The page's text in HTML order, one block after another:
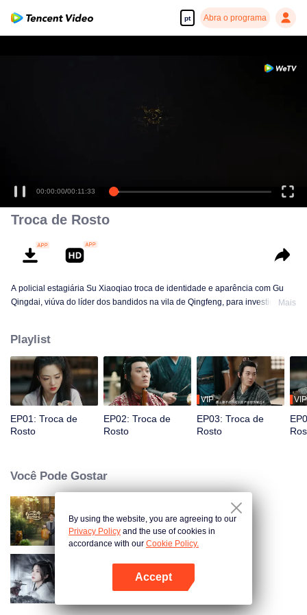
pt Abra o programa
Abra o programa
00:00:00/00:11:33
Troca de Rosto
A policial estagiária Su Xiaoqiao troca de identidade e aparência com Gu
Qingdai, viúva do líder dos bandidos na vila de Qingfeng, para investigar o
disfarçado do Escritório de Suzheng, como seu marido coagido, com o
objetivo de desvendar a conspiração.
Mais
Playlist
EP01: Troca de
Rosto
EP02: Troca de
Rosto
VIP
EP03: Troca de
Rosto
VIP
Você Pode Gostar
A Sorte do Camponês
Blade's Dance with You
By using the website, you are agreeing to our
Privacy Policy and the use of cookies in
accordance with our Cookie Policy.
Accept